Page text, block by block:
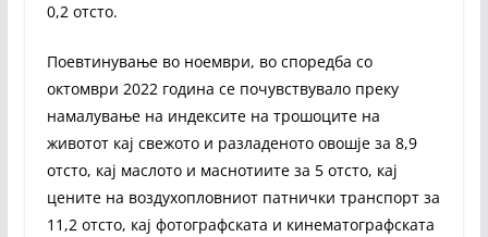
0,2 отсто.
Поевтинување во ноември, во споредба со
октомври 2022 година се почувствувало преку
намалување на индексите на трошоците на
животот кај свежото и разладеното овошје за 8,9
отсто, кај маслото и маснотиите за 5 отсто, кај
цените на воздухопловниот патнички транспорт за
11,2 отсто, кај фотографската и кинематографската